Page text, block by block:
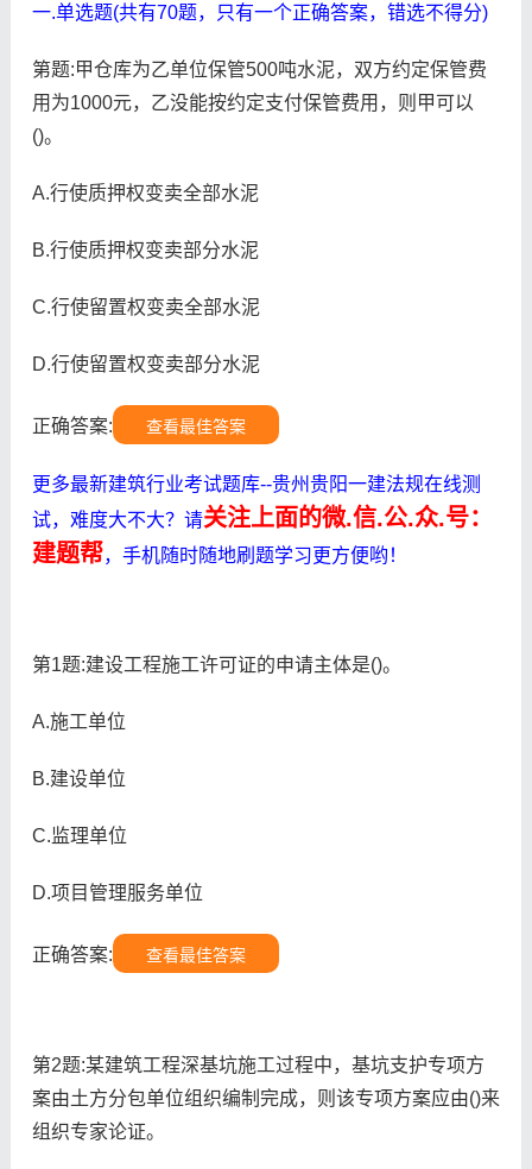
一.单选题(共有70题，只有一个正确答案，错选不得分)
第题:甲仓库为乙单位保管500吨水泥，双方约定保管费
用为1000元，乙没能按约定支付保管费用，则甲可以
()。
A.行使质押权变卖全部水泥
B.行使质押权变卖部分水泥
C.行使留置权变卖全部水泥
D.行使留置权变卖部分水泥
正确答案: 查看最佳答案
更多最新建筑行业考试题库--贵州贵阳一建法规在线测
试，难度大不大？请关注上面的微.信.公.众.号：
建题帮，手机随时随地刷题学习更方便哟！
第1题:建设工程施工许可证的申请主体是()。
A.施工单位
B.建设单位
C.监理单位
D.项目管理服务单位
正确答案: 查看最佳答案
第2题:某建筑工程深基坑施工过程中，基坑支护专项方
案由土方分包单位组织编制完成，则该专项方案应由()来
组织专家论证。